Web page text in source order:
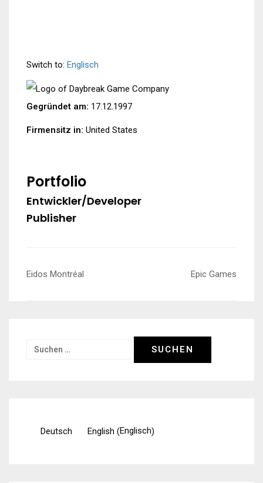
Switch to: Englisch
Gegründet am: 17.12.1997
Firmensitz in: United States
Portfolio
Entwickler/Developer
Publisher
Beitragsnavigation
Eidos Montréal Epic Games
Suchen
Deutsch English (Englisch)